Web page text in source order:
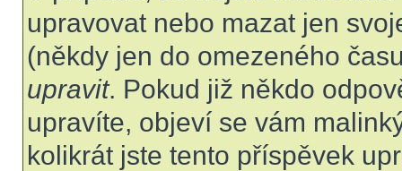
upravovat nebo mazat jen
(někdy jen do omezeného
upravit. Pokud již někdo
upravíte, objeví se vám
kolikrát jste tento příspěvek